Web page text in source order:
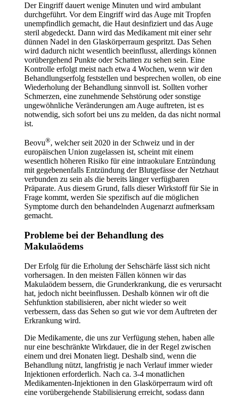
Der Eingriff dauert wenige Minuten und wird ambulant
durchgeführt. Vor dem Eingriff wird das Auge mit Tropfen
unempfindlich gemacht, die Haut desinfiziert und das Auge
steril abgedeckt. Dann wird das Medikament mit einer sehr
dünnen Nadel in den Glaskörperraum gespritzt. Das Sehen
wird dadurch nicht wesentlich beeinflusst, allerdings können
vorübergehend Punkte oder Schatten zu sehen sein. Eine
Kontrolle erfolgt meist nach etwa 4 Wochen, wenn wir den
Behandlungserfolg feststellen und besprechen wollen, ob eine
Wiederholung der Behandlung sinnvoll ist. Sollten vorher
Schmerzen, eine zunehmende Sehstörung oder sonstige
ungewöhnliche Veränderungen am Auge auftreten, ist es
notwendig, sich sofort bei uns zu melden, da das nicht normal
ist.
Beovu®, welcher seit 2020 in der Schweiz und in der
europäischen Union zugelassen ist, scheint mit einem
wesentlich höheren Risiko für eine intraokulare Entzündung
mit gegebenenfalls Entzündung der Blutgefässe der Netzhaut
verbunden zu sein als die bereits länger verfügbaren
Präparate. Aus diesem Grund, falls dieser Wirkstoff für Sie in
Frage kommt, werden Sie spezifisch auf die möglichen
Symptome durch den behandelnden Augenarzt aufmerksam
gemacht.
Probleme bei der Behandlung des
Makulaödems
Der Erfolg für die Erholung der Sehschärfe lässt sich nicht
vorhersagen. In den meisten Fällen können wir das
Makulaödem bessern, die Grunderkrankung, die es verursacht
hat, jedoch nicht beeinflussen. Deshalb können wir oft die
Sehfunktion stabilisieren, aber nicht wieder so weit
verbessern, dass das Sehen so gut wie vor dem Auftreten der
Erkrankung wird.
Die Medikamente, die uns zur Verfügung stehen, haben alle
nur eine beschränkte Wirkdauer, die in der Regel zwischen
einem und drei Monaten liegt. Deshalb sind, wenn die
Behandlung nützt, langfristig je nach Verlauf immer wieder
Injektionen erforderlich. Nach ca. 3-4 monatlichen
Medikamenten-Injektionen in den Glaskörperraum wird oft
eine vorübergehende Stabilisierung erreicht, sodass dann